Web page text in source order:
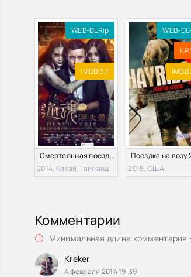
WEB-DLRip
IMDB 3.7
Смертельная поездка (2014)
2014, Китай, Таиланд
WEB-
KP
IMDB
2015, США
Комментарии
Минимальная длина комментария
Kreker
4 февраля 2014 19:39